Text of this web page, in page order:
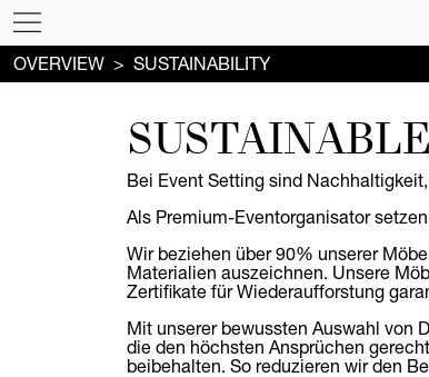
OVERVIEW SUSTAINABILITY
Bei Event Setting sind
Als Premium-Eventorganisator
Wir beziehen über 90% unserer
Materialien auszeichnen. Unsere
Zertifikate für Wiederaufforstung
Mit unserer bewussten Auswahl von
die den höchsten Ansprüchen
beibehalten. So reduzieren wir den